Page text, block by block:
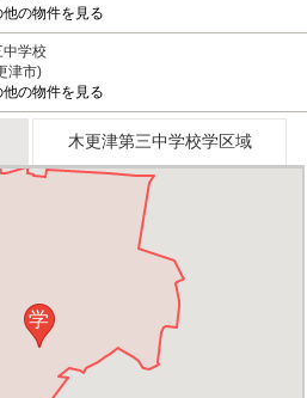
の物件を見る
中学校
津市)
の物件を見る
木更津第三中学校学区域
学